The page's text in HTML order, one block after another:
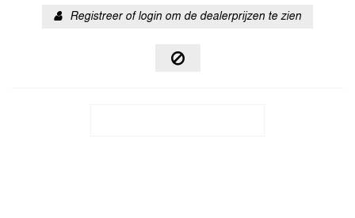
Registreer of login om de dealerprijzen te zien